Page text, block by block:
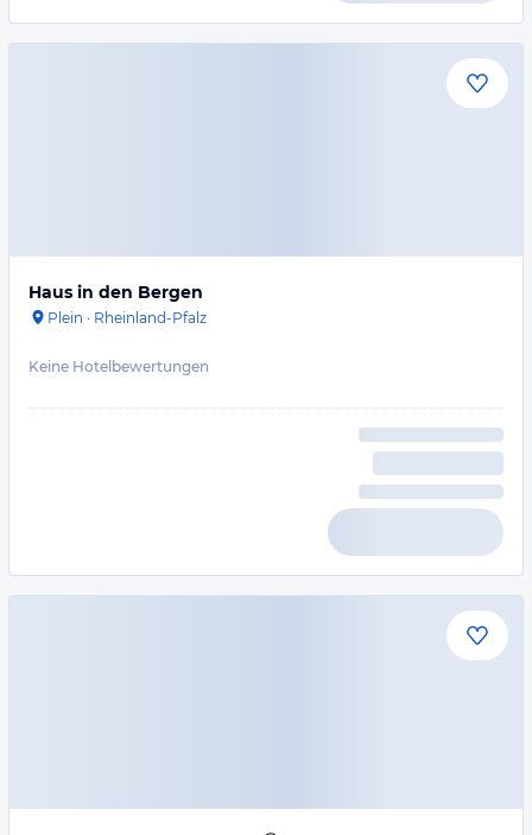
Haus in den Bergen
Plein · Rheinland-Pfalz
Keine Hotelbewertungen